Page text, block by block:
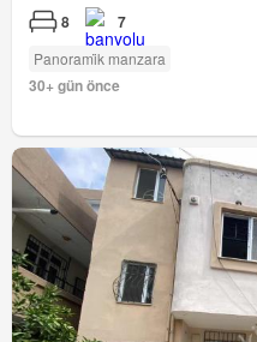
8 7
Panorami̇k manzara
30+ gün önce